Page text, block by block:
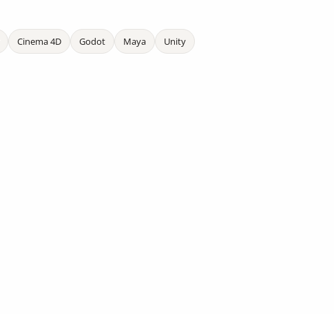
Cinema 4D Godot Maya
Unity